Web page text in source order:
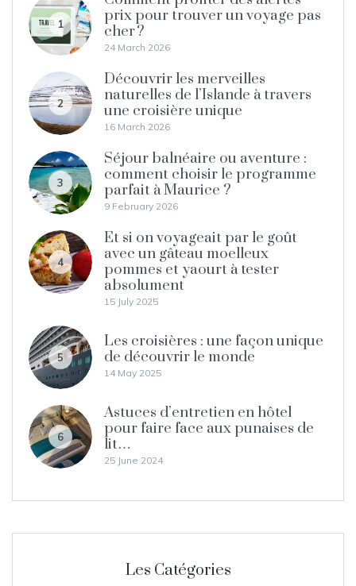
1
prix pour trouver un voyage pas
cher ?
24 March 2026
2
Découvrir les merveilles
naturelles de l’Islande à travers
une croisière unique
16 March 2026
3
Séjour balnéaire ou aventure :
comment choisir le programme
parfait à Maurice ?
9 February 2026
4
Et si on voyageait par le goût
avec un gâteau moelleux
pommes et yaourt à tester
absolument
15 July 2025
5
Les croisières : une façon unique
de découvrir le monde
14 May 2025
6
Astuces d’entretien en hôtel
pour faire face aux punaises de
lit…
25 June 2024
Les Catégories